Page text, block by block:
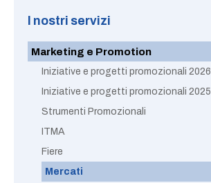
I nostri servizi
Marketing e Promotion
Iniziative e progetti promozionali 2026
Iniziative e progetti promozionali 2025
Strumenti Promozionali
ITMA
Fiere
Mercati